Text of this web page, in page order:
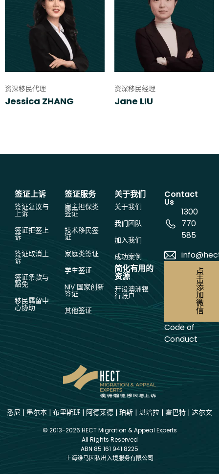
资深移民代理
Jessica ZHANG
资深移民经理
Jane LIU
签证上诉
签证复议与
上诉
签证拒签上
诉
签证取消上
诉
签证条款与
豁免
移民羁留中
心协助
签证服务
雇主担保类
签证
技术移民签
证
家庭类签证
学生签证
NIV 国家创新
签证
其他签证
关于我们
关于我们
我们团队
加入我们
成功案例
简化有用的
资源
开设澳洲银
行账户
Contact
Us
1300
770
585
点
击
添
加
微
信
Code of
Conduct
悉尼 | 墨尔本 | 布里斯班 | 阿德莱德 | 珀斯 | 堪培拉 | 霍巴特 | 达尔文
© 2013-2026 HECT Migration & Appeal Experts
All Rights Reserved
ABN 85 161 941 8225
上海维马因私出入境服务有限公司